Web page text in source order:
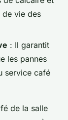
vie des
: Il garantit
les pannes
service café
de la salle